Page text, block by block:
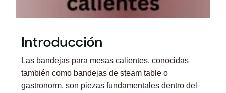
Introducción
Las bandejas para mesas calientes, conocidas
también como bandejas de steam table o
gastronorm, son piezas fundamentales dentro del